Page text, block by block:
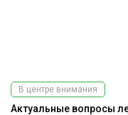
В центре внимания
Актуальные вопросы